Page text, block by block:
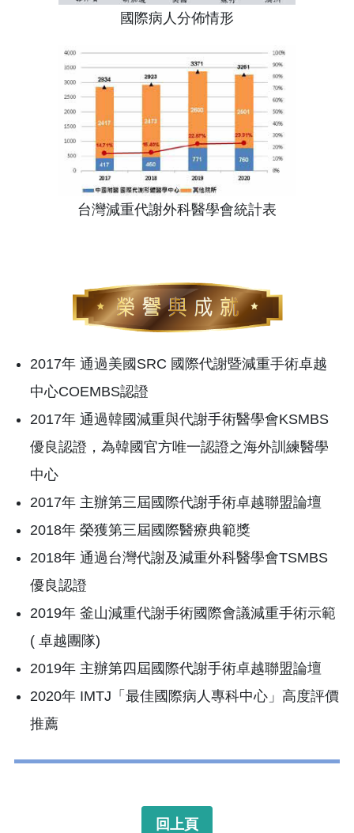
國際病人分佈情形
台灣減重代謝外科醫學會統計表
2017年 通過美國SRC 國際代謝暨減重手術卓越
中心COEMBS認證
2017年 通過韓國減重與代謝手術醫學會KSMBS
優良認證，為韓國官方唯一認證之海外訓練醫學
中心
2017年 主辦第三屆國際代謝手術卓越聯盟論壇
2018年 榮獲第三屆國際醫療典範獎
2018年 通過台灣代謝及減重外科醫學會TSMBS
優良認證
2019年 釜山減重代謝手術國際會議減重手術示範
( 卓越團隊)
2019年 主辦第四屆國際代謝手術卓越聯盟論壇
2020年 IMTJ「最佳國際病人專科中心」高度評價
推薦
回上頁